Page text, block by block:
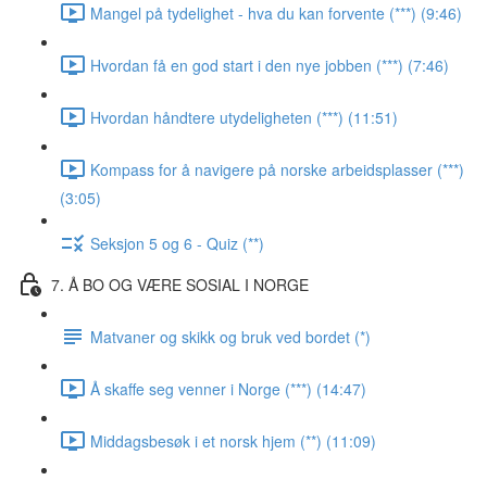
Mangel på tydelighet - hva du kan forvente (***) (9:46)
Hvordan få en god start i den nye jobben (***) (7:46)
Hvordan håndtere utydeligheten (***) (11:51)
Kompass for å navigere på norske arbeidsplasser (***)
(3:05)
Seksjon 5 og 6 - Quiz (**)
7. Å BO OG VÆRE SOSIAL I NORGE
Matvaner og skikk og bruk ved bordet (*)
Å skaffe seg venner i Norge (***) (14:47)
Middagsbesøk i et norsk hjem (**) (11:09)